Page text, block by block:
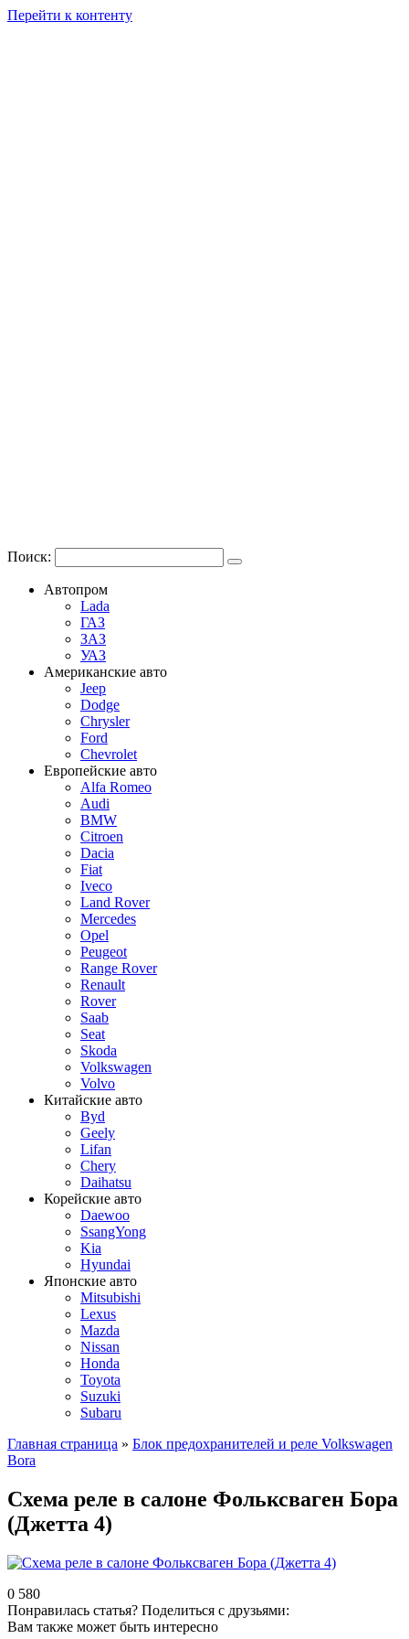
Перейти к контенту
Поиск:
Автопром
Lada
ГАЗ
ЗАЗ
УАЗ
Американские авто
Jeep
Dodge
Chrysler
Ford
Chevrolet
Европейские авто
Alfa Romeo
Audi
BMW
Citroen
Dacia
Fiat
Iveco
Land Rover
Mercedes
Opel
Peugeot
Range Rover
Renault
Rover
Saab
Seat
Skoda
Volkswagen
Volvo
Китайские авто
Byd
Geely
Lifan
Chery
Daihatsu
Корейские авто
Daewoo
SsangYong
Kia
Hyundai
Японские авто
Mitsubishi
Lexus
Mazda
Nissan
Honda
Toyota
Suzuki
Subaru
Главная страница » Блок предохранителей и реле Volkswagen
Bora
Схема реле в салоне Фольксваген Бора
(Джетта 4)
0 580
Понравилась статья? Поделиться с друзьями:
Вам также может быть интересно